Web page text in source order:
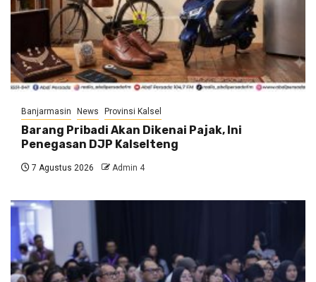
Banjarmasin News Provinsi Kalsel
Barang Pribadi Akan Dikenai Pajak, Ini
Penegasan DJP Kalselteng
7 Agustus 2026 Admin 4